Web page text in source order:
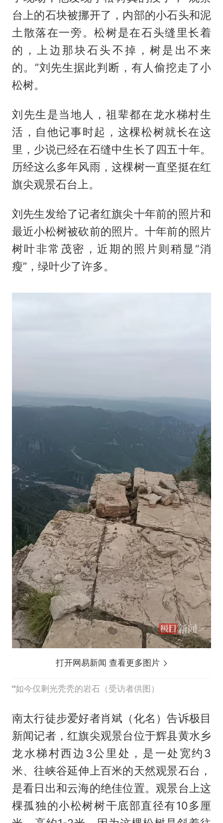
台上的石块被挪开了，内部的小石头和泥
土散落在一旁。松树是在石头缝里长着
的，上边那块石头不掉，树是出不来
的。”刘先生据此判断，有人偷挖走了小
松树。
刘先生是当地人，祖辈都在龙水梯村生
活，自他记事时起，这棵松树就长在这
里，少说已经在石缝中生长了四五十年。
历经这么多年风雨，这棵树一直坚挺在红
旗尖观景石台上。
刘先生发给了记者红旗尖十年前的照片和
最近小松树被砍前的照片。十年前的照片
树叶非常茂密，近期的照片则稍显“消
瘦”，绿叶少了许多。
打开网易新闻 查看更多图片
如今仅剩光秃秃的岩石（受访者供图）
南太行徒步爱好者肖斌（化名）告诉极目
新闻记者，红旗尖观景台位于辉县黄水乡
龙水梯村西边3公里处，是一处宽约3
米、往峡谷延伸上百米的天然观景石台，
是看日出和云海的绝佳位置。观景台上这
棵孤独的小松树树干底部直径有10多厘